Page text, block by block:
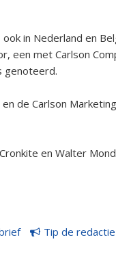
in Nederland en
een met Carlson
genoteerd.
de Carlson
en Walter
Tip de redactie